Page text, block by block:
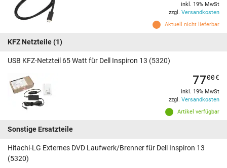
Aktuell nicht lieferbar
inkl. 19% MwSt
zzgl. Versandkosten
KFZ Netzteile(1)
USB KFZ-Netzteil 65 Watt für Dell Inspiron 13 (5320)
Artikel verfügbar
7700€
inkl. 19% MwSt
zzgl. Versandkosten
Sonstige Ersatzteile
Hitachi-LG Externes DVD Laufwerk/Brenner für Dell Inspiron 13
(5320)